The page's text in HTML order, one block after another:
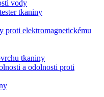
vody
tkaniny
proti elektromagnetickému
tkaniny
a odolnosti proti